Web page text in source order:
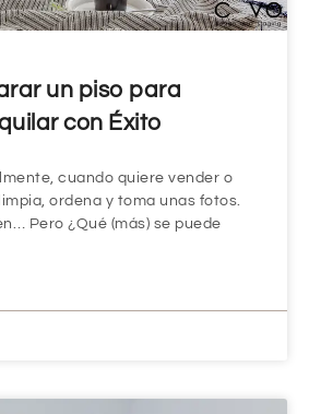
un piso para
con Éxito
cuando quiere vender o
ordena y toma unas fotos.
Pero ¿Qué (más) se puede